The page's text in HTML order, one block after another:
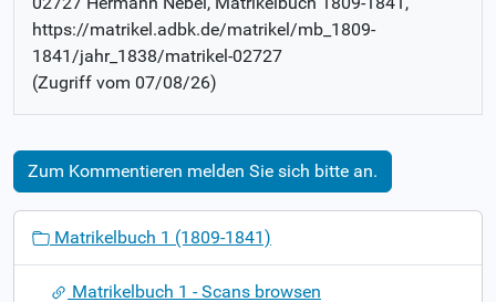
https://matrikel.adbk.de/matrikel/mb_1809-
1841/jahr_1838/matrikel-02727
(Zugriff vom 07/08/26)
Zum Kommentieren melden Sie sich bitte an.
Matrikelbuch 1 (1809-1841)
Matrikelbuch 1 - Scans browsen